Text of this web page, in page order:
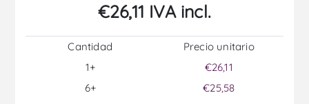
€26,11 IVA incl.
Cantidad
1+
6+
Precio unitario
€26,11
€25,58